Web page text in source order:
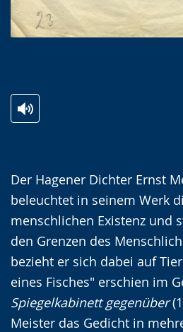
Sprache
wechseln.
Unterstützung.
in
Deutscher
Gebärdensprache
wird
angezeigt.
Der Hagener Dichter Ernst
beleuchtet in seinem Werk
menschlichen Existenz und
den Grenzen des
bezieht er sich dabei auf
eines Fisches" erschien im
Spiegelkabinett gegenüber
Meister das Gedicht in